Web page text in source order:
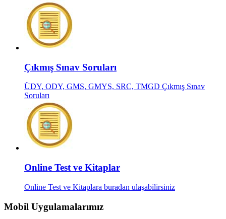
Çıkmış Sınav Soruları
ÜDY, ODY, GMS, GMYS, SRC, TMGD Çıkmış Sınav
Soruları
Online Test ve Kitaplar
Online Test ve Kitaplara buradan ulaşabilirsiniz
Mobil Uygulamalarımız